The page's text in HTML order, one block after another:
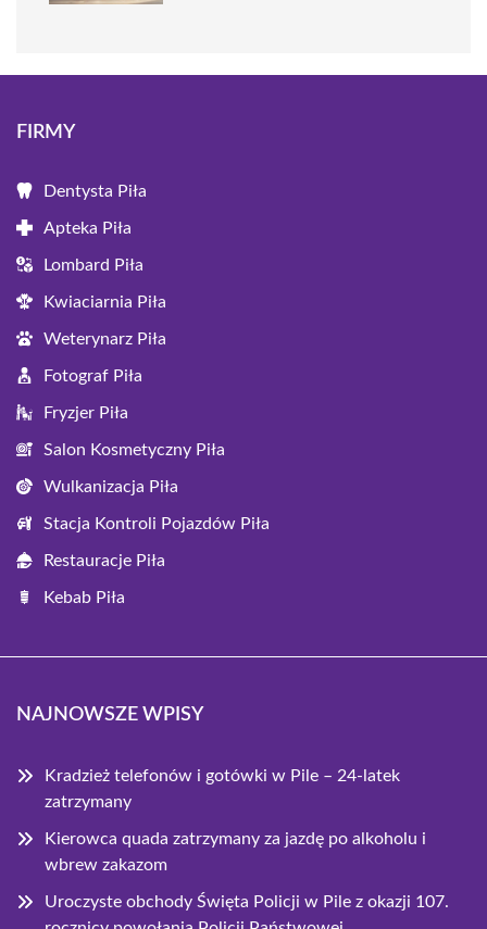
FIRMY
Dentysta Piła
Apteka Piła
Lombard Piła
Kwiaciarnia Piła
Weterynarz Piła
Fotograf Piła
Fryzjer Piła
Salon Kosmetyczny Piła
Wulkanizacja Piła
Stacja Kontroli Pojazdów Piła
Restauracje Piła
Kebab Piła
NAJNOWSZE WPISY
Kradzież telefonów i gotówki w Pile – 24-latek
zatrzymany
Kierowca quada zatrzymany za jazdę po alkoholu i
wbrew zakazom
Uroczyste obchody Święta Policji w Pile z okazji 107.